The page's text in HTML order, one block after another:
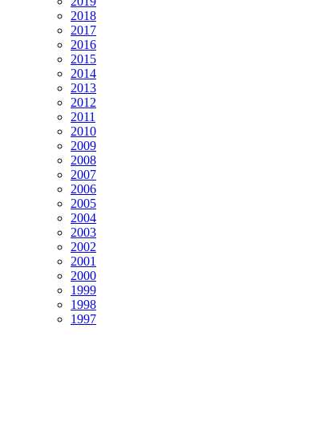
2018
2017
2016
2015
2014
2013
2012
2011
2010
2009
2008
2007
2006
2005
2004
2003
2002
2001
2000
1999
1998
1997